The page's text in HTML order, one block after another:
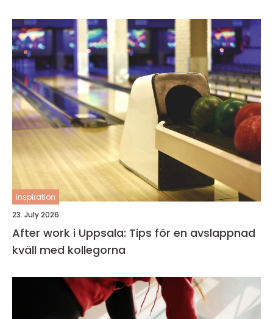
inspiration
23. July 2026
After work i Uppsala: Tips för en avslappnad
kväll med kollegorna